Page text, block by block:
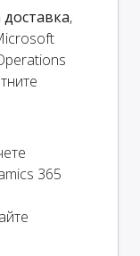
,
365